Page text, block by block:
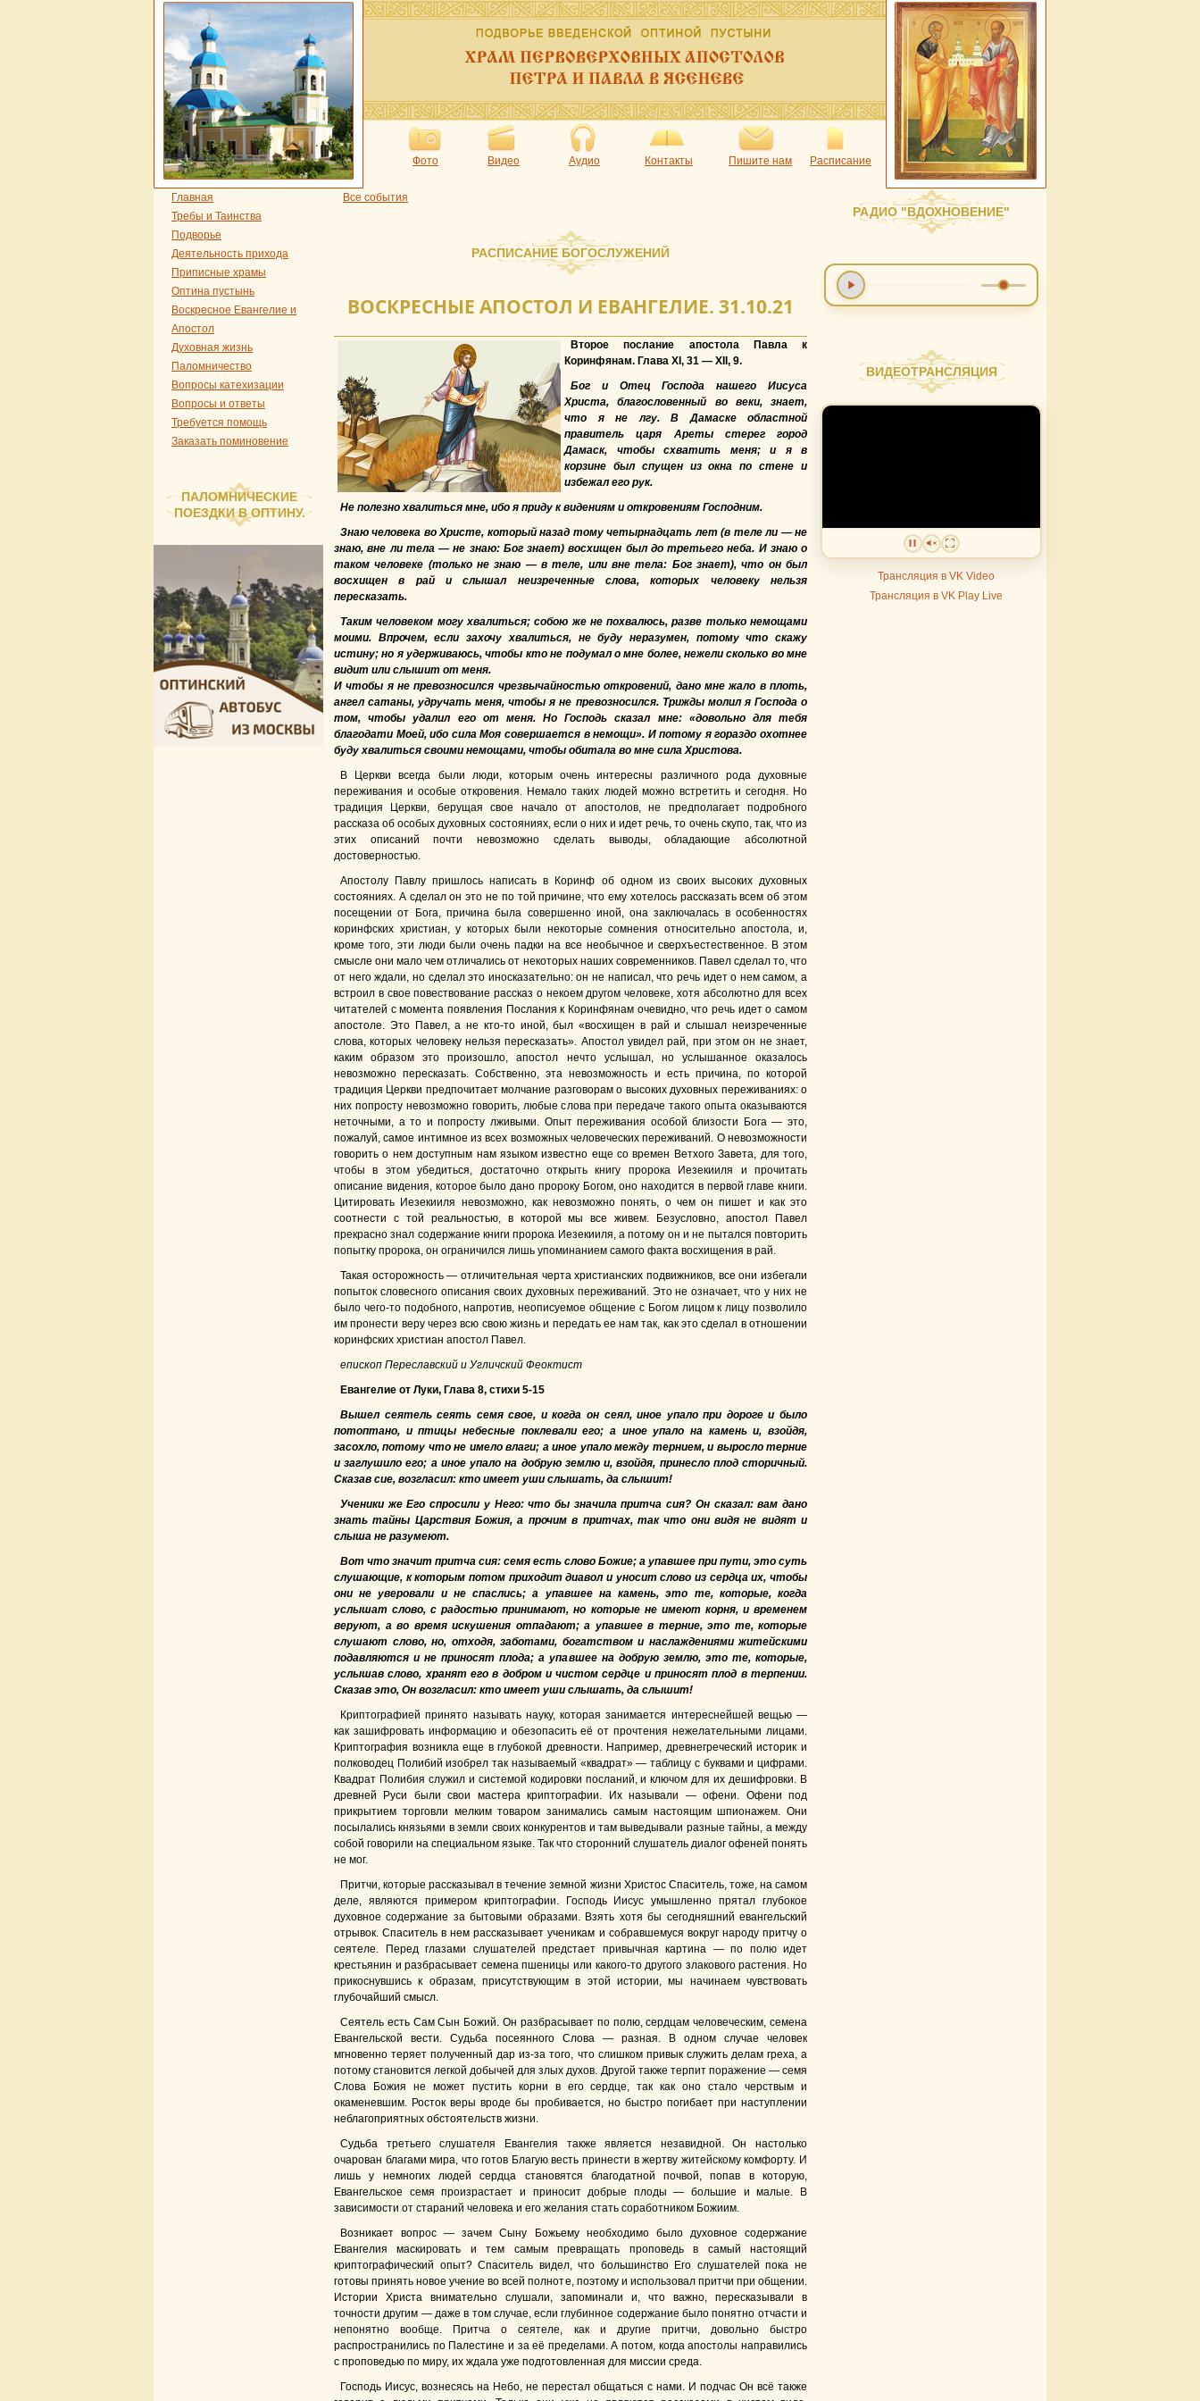
Фото Видео Аудио Контакты Пишите нам Расписание
Главная
Требы и Таинства
Подворье
Деятельность прихода
Приписные храмы
Оптина пустынь
Воскресное Евангелие и
Апостол
Духовная жизнь
Паломничество
Вопросы катехизации
Вопросы и ответы
Требуется помощь
Заказать поминовение
ПАЛОМНИЧЕСКИЕ
ПОЕЗДКИ В ОПТИНУ.
Все события
РАСПИСАНИЕ БОГОСЛУЖЕНИЙ
ВОСКРЕСНЫЕ АПОСТОЛ И ЕВАНГЕЛИЕ. 31.10.21
Второе послание апостола Павла к
Коринфянам. Глава XI, 31 — XII, 9.
Бог и Отец Господа нашего Иисуса
Христа, благословенный во веки, знает,
что я не лгу. В Дамаске областной
правитель царя Ареты стерег город
Дамаск, чтобы схватить меня; и я в
корзине был спущен из окна по стене и
избежал его рук.
Не полезно хвалиться мне, ибо я приду к видениям и откровениям Господним.
Знаю человека во Христе, который назад тому четырнадцать лет (в теле ли — не
знаю, вне ли тела — не знаю: Бог знает) восхищен был до третьего неба. И знаю о
таком человеке (только не знаю — в теле, или вне тела: Бог знает), что он был
восхищен в рай и слышал неизреченные слова, которых человеку нельзя
пересказать.
Таким человеком могу хвалиться; собою же не похвалюсь, разве только немощами
моими. Впрочем, если захочу хвалиться, не буду неразумен, потому что скажу
истину; но я удерживаюсь, чтобы кто не подумал о мне более, нежели сколько во мне
видит или слышит от меня.
И чтобы я не превозносился чрезвычайностью откровений, дано мне жало в плоть,
ангел сатаны, удручать меня, чтобы я не превозносился. Трижды молил я Господа о
том, чтобы удалил его от меня. Но Господь сказал мне: «довольно для тебя
благодати Моей, ибо сила Моя совершается в немощи». И потому я гораздо охотнее
буду хвалиться своими немощами, чтобы обитала во мне сила Христова.
В Церкви всегда были люди, которым очень интересны различного рода духовные
переживания и особые откровения. Немало таких людей можно встретить и сегодня. Но
традиция Церкви, берущая свое начало от апостолов, не предполагает подробного
рассказа об особых духовных состояниях, если о них и идет речь, то очень скупо, так, что из
этих описаний почти невозможно сделать выводы, обладающие абсолютной
достоверностью.
Апостолу Павлу пришлось написать в Коринф об одном из своих высоких духовных
состояниях. А сделал он это не по той причине, что ему хотелось рассказать всем об этом
посещении от Бога, причина была совершенно иной, она заключалась в особенностях
коринфских христиан, у которых были некоторые сомнения относительно апостола, и,
кроме того, эти люди были очень падки на все необычное и сверхъестественное. В этом
смысле они мало чем отличались от некоторых наших современников. Павел сделал то, что
от него ждали, но сделал это иносказательно: он не написал, что речь идет о нем самом, а
встроил в свое повествование рассказ о некоем другом человеке, хотя абсолютно для всех
читателей с момента появления Послания к Коринфянам очевидно, что речь идет о самом
апостоле. Это Павел, а не кто-то иной, был «восхищен в рай и слышал неизреченные
слова, которых человеку нельзя пересказать». Апостол увидел рай, при этом он не знает,
каким образом это произошло, апостол нечто услышал, но услышанное оказалось
невозможно пересказать. Собственно, эта невозможность и есть причина, по которой
традиция Церкви предпочитает молчание разговорам о высоких духовных переживаниях: о
них попросту невозможно говорить, любые слова при передаче такого опыта оказываются
неточными, а то и попросту лживыми. Опыт переживания особой близости Бога — это,
пожалуй, самое интимное из всех возможных человеческих переживаний. О невозможности
говорить о нем доступным нам языком известно еще со времен Ветхого Завета, для того,
чтобы в этом убедиться, достаточно открыть книгу пророка Иезекииля и прочитать
описание видения, которое было дано пророку Богом, оно находится в первой главе книги.
Цитировать Иезекииля невозможно, как невозможно понять, о чем он пишет и как это
соотнести с той реальностью, в которой мы все живем. Безусловно, апостол Павел
прекрасно знал содержание книги пророка Иезекииля, а потому он и не пытался повторить
попытку пророка, он ограничился лишь упоминанием самого факта восхищения в рай.
Такая осторожность — отличительная черта христианских подвижников, все они избегали
попыток словесного описания своих духовных переживаний. Это не означает, что у них не
было чего-то подобного, напротив, неописуемое общение с Богом лицом к лицу позволило
им пронести веру через всю свою жизнь и передать ее нам так, как это сделал в отношении
коринфских христиан апостол Павел.
епископ Переславский и Угличский Феоктист
Евангелие от Луки, Глава 8, стихи 5-15
Вышел сеятель сеять семя свое, и когда он сеял, иное упало при дороге и было
потоптано, и птицы небесные поклевали его; а иное упало на камень и, взойдя,
засохло, потому что не имело влаги; а иное упало между тернием, и выросло терние
и заглушило его; а иное упало на добрую землю и, взойдя, принесло плод сторичный.
Сказав сие, возгласил: кто имеет уши слышать, да слышит!
Ученики же Его спросили у Него: что бы значила притча сия? Он сказал: вам дано
знать тайны Царствия Божия, а прочим в притчах, так что они видя не видят и
слыша не разумеют.
Вот что значит притча сия: семя есть слово Божие; а упавшее при пути, это суть
слушающие, к которым потом приходит диавол и уносит слово из сердца их, чтобы
они не уверовали и не спаслись; а упавшее на камень, это те, которые, когда
услышат слово, с радостью принимают, но которые не имеют корня, и временем
веруют, а во время искушения отпадают; а упавшее в терние, это те, которые
слушают слово, но, отходя, заботами, богатством и наслаждениями житейскими
подавляются и не приносят плода; а упавшее на добрую землю, это те, которые,
услышав слово, хранят его в добром и чистом сердце и приносят плод в терпении.
Сказав это, Он возгласил: кто имеет уши слышать, да слышит!
Криптографией принято называть науку, которая занимается интереснейшей вещью —
как зашифровать информацию и обезопасить её от прочтения нежелательными лицами.
Криптография возникла еще в глубокой древности. Например, древнегреческий историк и
полководец Полибий изобрел так называемый «квадрат» — таблицу с буквами и цифрами.
Квадрат Полибия служил и системой кодировки посланий, и ключом для их дешифровки. В
древней Руси были свои мастера криптографии. Их называли — офени. Офени под
прикрытием торговли мелким товаром занимались самым настоящим шпионажем. Они
посылались князьями в земли своих конкурентов и там выведывали разные тайны, а между
собой говорили на специальном языке. Так что сторонний слушатель диалог офеней понять
не мог.
Притчи, которые рассказывал в течение земной жизни Христос Спаситель, тоже, на самом
деле, являются примером криптографии. Господь Иисус умышленно прятал глубокое
духовное содержание за бытовыми образами. Взять хотя бы сегодняшний евангельский
отрывок. Спаситель в нем рассказывает ученикам и собравшемуся вокруг народу притчу о
сеятеле. Перед глазами слушателей предстает привычная картина — по полю идет
крестьянин и разбрасывает семена пшеницы или какого-то другого злакового растения. Но
прикоснувшись к образам, присутствующим в этой истории, мы начинаем чувствовать
глубочайший смысл.
Сеятель есть Сам Сын Божий. Он разбрасывает по полю, сердцам человеческим, семена
Евангельской вести. Судьба посеянного Слова — разная. В одном случае человек
мгновенно теряет полученный дар из-за того, что слишком привык служить делам греха, а
потому становится легкой добычей для злых духов. Другой также терпит поражение — семя
Слова Божия не может пустить корни в его сердце, так как оно стало черствым и
окаменевшим. Росток веры вроде бы пробивается, но быстро погибает при наступлении
неблагоприятных обстоятельств жизни.
Судьба третьего слушателя Евангелия также является незавидной. Он настолько
очарован благами мира, что готов Благую весть принести в жертву житейскому комфорту. И
лишь у немногих людей сердца становятся благодатной почвой, попав в которую,
Евангельское семя произрастает и приносит добрые плоды — большие и малые. В
зависимости от стараний человека и его желания стать соработником Божиим.
Возникает вопрос — зачем Сыну Божьему необходимо было духовное содержание
Евангелия маскировать и тем самым превращать проповедь в самый настоящий
криптографический опыт? Спаситель видел, что большинство Его слушателей пока не
готовы принять новое учение во всей полноте, поэтому и использовал притчи при общении.
Истории Христа внимательно слушали, запоминали и, что важно, пересказывали в
точности другим — даже в том случае, если глубинное содержание было понятно отчасти и
непонятно вообще. Притча о сеятеле, как и другие притчи, довольно быстро
распространились по Палестине и за её пределами. А потом, когда апостолы направились
с проповедью по миру, их ждала уже подготовленная для миссии среда.
Господь Иисус, вознесясь на Небо, не перестал общаться с нами. И подчас Он всё также
РАДИО "ВДОХНОВЕНИЕ"
ВИДЕОТРАНСЛЯЦИЯ
Трансляция в VK Video
Трансляция в VK Play Live